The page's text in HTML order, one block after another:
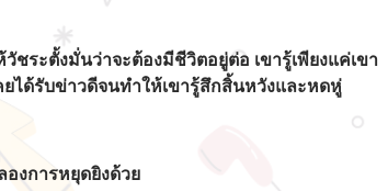
ระตั้งมั่นว่าจะต้องมีชีวิตอยู่ต่อ เขารู้เพียงแค่เขา
ได้รับข่าวดีจนทำให้เขารู้สึกสิ้นหวังและหดหู่
องการหยุดยิงด้วย